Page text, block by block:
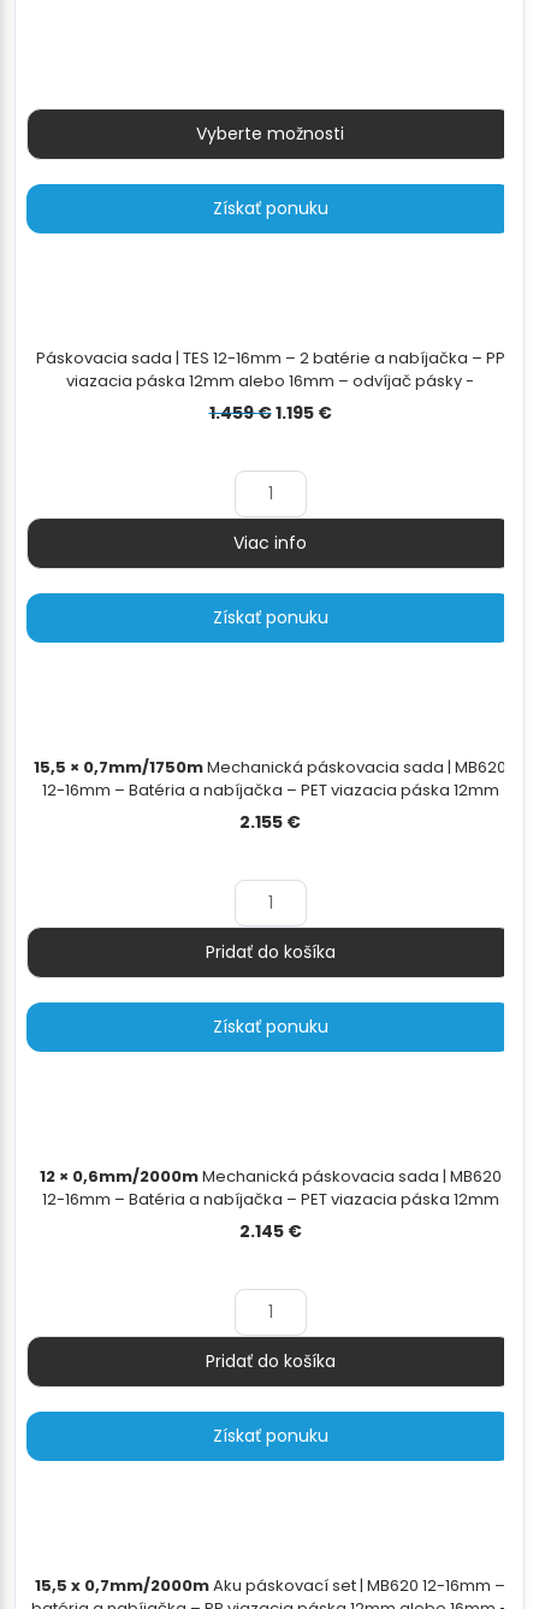
Vyberte možnosti
Získať ponuku
Páskovacia sada | TES 12-16mm – 2 batérie a nabíjačka – PP
viazacia páska 12mm alebo 16mm – odvíjač pásky -
12x0,55mm/3000m
1.459€Pôvodná
1.195 €Aktuálna
Množstvo
Viac info
Získať ponuku
15,5 × 0,7mm/1750mMechanická páskovacia sada | MB620
12-16mm – Batéria a nabíjačka – PET viazacia páska 12mm
alebo 15.5mm – PET/PP odvíjač pásky - 15,5×0,7mm/1750m
2.155 €
Množstvo
Pridať do košíka
Získať ponuku
12 × 0,6mm/2000mMechanická páskovacia sada | MB620
12-16mm – Batéria a nabíjačka – PET viazacia páska 12mm
alebo 15.5mm – PET/PP odvíjač pásky - 12×0,7mm/2000m
2.145 €
Množstvo
Pridať do košíka
Získať ponuku
15,5 x 0,7mm/2000mAku páskovací set | MB620 12-16mm –